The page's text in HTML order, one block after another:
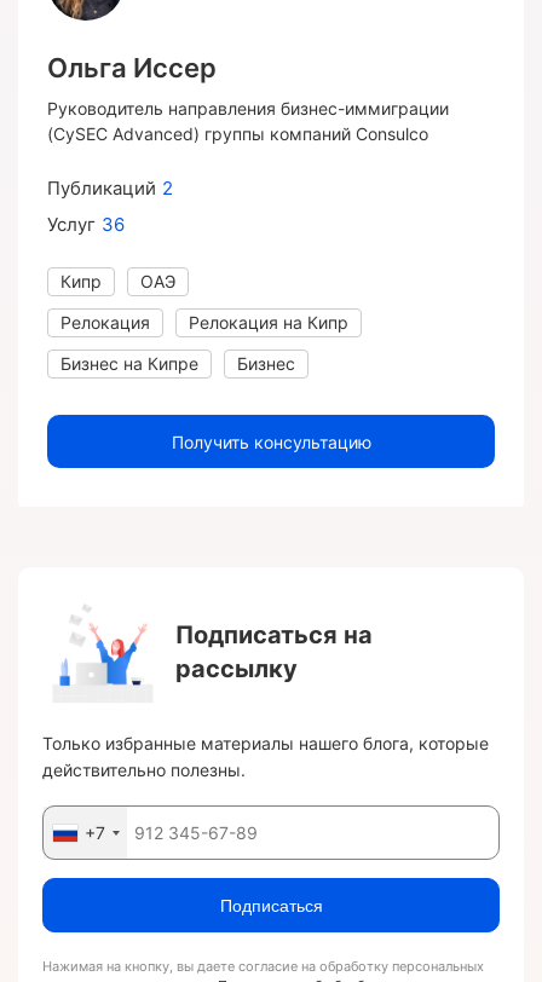
Ольга Иссер
Руководитель направления бизнес-иммиграции
(CySEC Advanced) группы компаний Consulco
Публикаций 2
Услуг 36
Кипр
ОАЭ
Релокация
Релокация на Кипр
Бизнес на Кипре
Бизнес
Получить консультацию
Подписаться на
рассылку
Только избранные материалы нашего блога, которые
действительно полезны.
+7
Подписаться
Нажимая на кнопку, вы даете согласие на обработку персональных